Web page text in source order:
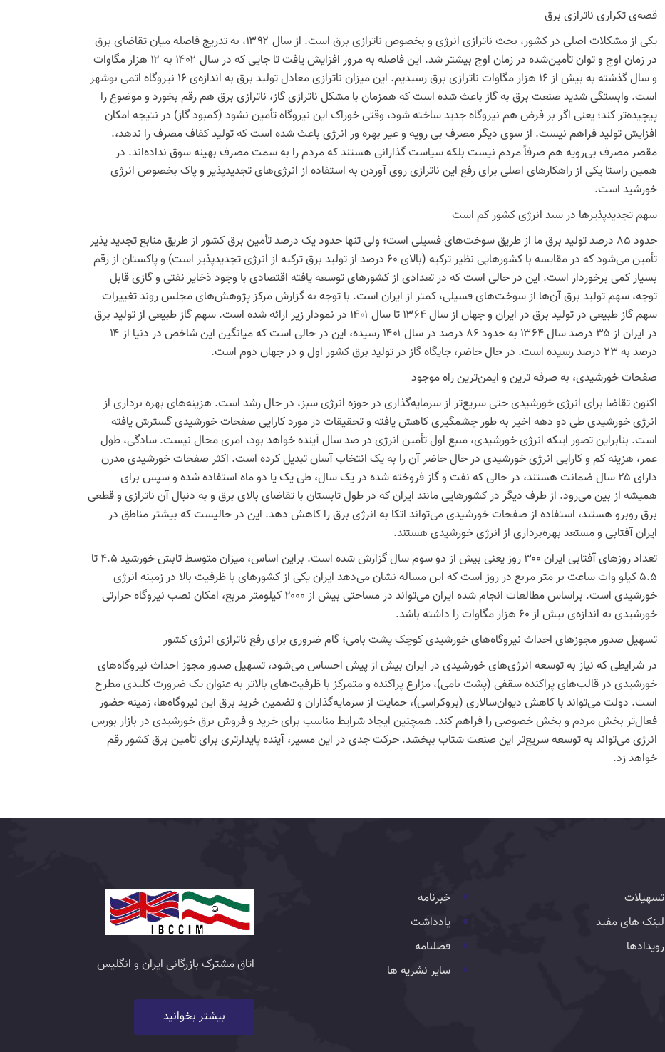
قصه‌ی تکراری ناترازی برق
یکی از مشکلات اصلی در کشور، بحث ناترازی انرژی و بخصوص ناترازی
برق است. از سال ۱۳۹۲، به تدریج فاصله میان تقاضای برق
در زمان اوج و توان تأمین‌شده در زمان اوج بیشتر شد. این فاصله به مرور افزایش یافت تا جایی که در سال ۱۴۰۲ به ۱۲ هزار مگاوات
و سال گذشته به بیش از ۱۶ هزار مگاوات
ناترازی برق رسیدیم. این میزان ناترازی
معادل تولید برق به اندازه‌ی ۱۶ نیروگاه اتمی بوشهر
است. وابستگی شدید صنعت برق به گاز باعث شده است که همزمان با مشکل ناترازیگاز، ناترازی برق هم رقم بخورد و موضوع را
پیچیده‌تر کند؛ یعنی اگر بر فرض هم نیروگاه جدید ساخته شود، وقتی خوراک این نیروگاه تأمین نشود (کمبود گاز) در نتیجه امکان
افزایش تولید فراهم نیست. از سوی دیگر مصرف بی رویه و غیر بهره ور انرژی باعث شده است که تولید کفاف مصرف را ندهد،.
مقصر مصرف بی‌رویه هم صرفاً مردم نیست بلکه سیاست گذارانی هستند که مردم را به سمت مصرف بهینه سوق نداده‌اند. در
همین راستا یکی از راهکارهای اصلی برای رفع این ناترازیروی آوردن به استفاده از انرژی‌هایتجدیدپذیر و پاک بخصوص انرژی
خورشید است.
سهمتجدیدپذیرها در سبد انرژی کشور کم است
حدود ۸۵ درصد تولید برق ما از طریق سوخت‌های فسیلی است؛ ولی تنها حدود یک درصد تأمین برق کشور از طریق منابع تجدید پذیر
تأمین می‌شود که در مقایسه با کشورهایی نظیر ترکیه (بالای ۶۰ درصد از تولید برق ترکیه از انرژی تجدیدپذیر است) و پاکستان از رقم
بسیار کمی برخوردار است. این در حالی است که در تعدادی از کشورهای توسعه یافته اقتصادی با وجود ذخایر نفتی و گازی قابل
توجه، سهم تولید برق آن‌ها از سوخت‌های فسیلی، کمتر از ایران است. با توجه به گزارش مرکز پژوهش‌های مجلس روند تغییرات
سهم گاز طبیعی در تولید برق در ایران و جهان از سال ۱۳۶۴ تا سال ۱۴۰۱ در نمودار زیر ارائه شده است. سهم گاز طبیعی از تولید برق
در ایران از ۳۵ درصد سال ۱۳۶۴ به حدود ۸۶ درصد در سال ۱۴۰۱ رسیده، این در حالی است که میانگین این شاخص در دنیا از ۱۴
درصد به ۲۳ درصد رسیده است. در حال حاضر، جایگاه گاز در تولید برق کشور اول و در جهان دوم است.
صفحات خورشیدی، به صرفه ترین و ایمن‌ترین راه موجود
اکنون تقاضا برای انرژی خورشیدی حتی سریع‌تر از سرمایه‌گذاری در حوزه انرژی سبز، در حال رشد است. هزینه‌های بهره برداری از
انرژی خورشیدی طی دو دهه اخیر به طور چشمگیری کاهش یافته و تحقیقات در مورد کارایی صفحات خورشیدی گسترش یافته
است. بنابراین تصور اینکه انرژی خورشیدی، منبع اول تأمین انرژی در صد سال آینده خواهد بود، امری محال نیست. سادگی، طول
عمر، هزینه کم و کارایی انرژی خورشیدی در حال حاضر آن را به یک انتخاب آسان تبدیل کرده است. اکثر صفحات خورشیدی مدرن
دارای ۲۵ سال ضمانت هستند، در حالی که نفت و گاز فروخته شده در یک سال، طی یک یا دو ماه استفاده شده و سپس برای
همیشه از بین می‌رود. از طرف دیگر در کشورهایی مانند ایران که در طول تابستان با تقاضای بالای برق و به دنبال آن ناترازی و قطعی
برق روبرو هستند، استفاده از صفحات خورشیدی می‌تواند اتکا به انرژی برق را کاهش دهد. این در حالیست که بیشتر مناطق در
ایران آفتابی و مستعد بهره‌برداری از انرژی خورشیدی هستند.
تعداد روزهای آفتابی ایران ۳۰۰ روز یعنی بیش از دو سوم سال گزارش شده است. براین اساس، میزان متوسط تابش خورشید ۴.۵ تا
۵.۵ کیلو وات ساعت بر متر مربع در روز است که این مساله نشان می‌دهد ایران یکی از کشورهای با ظرفیت بالا در زمینه انرژی
خورشیدی است. براساس مطالعات انجام شده ایران می‌تواند در مساحتی بیش از ۲۰۰۰ کیلومتر مربع، امکان نصب نیروگاه حرارتی
خورشیدی به اندازه‌ی بیش از ۶۰ هزار مگاوات را داشته باشد.
تسهیل صدور مجوزهای احداث نیروگاه‌های خورشیدی کوچک پشت بامی؛ گام ضروری برای رفع ناترازی انرژی کشور
در شرایطی که نیاز به توسعه انرژی‌های خورشیدی در ایران بیش از پیش احساس می‌شود، تسهیل صدور مجوز احداث نیروگاه‌های
خورشیدی در قالب‌های پراکنده سقفی (پشت بامی)، مزارع پراکنده و متمرکز با ظرفیت‌های بالاتر به عنوان یک ضرورت کلیدی مطرح
است. دولت می‌تواند با کاهش دیوان‌سالاری (بروکراسی)، حمایت از سرمایه‌گذاران و تضمین خرید برق این نیروگاه‌ها، زمینه حضور
فعال‌تر بخش مردم و بخش خصوصی را فراهم کند. همچنین ایجاد شرایط مناسب برای خرید و فروش برق خورشیدی در بازار بورس
انرژی می‌تواند به توسعه سریع‌تر این صنعت شتاب ببخشد. حرکت جدی در این مسیر، آینده پایدارتری برای تأمین برق کشور رقم
خواهد زد.
تسهیلات
لینک های مفید
رویدادها
خبرنامه
یادداشت
فصلنامه
سایر نشریه ها
اتاق مشترک بازرگانی ایران و انگلیس
بیشتر بخوانید